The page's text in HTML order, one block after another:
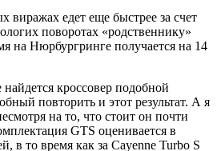
виражах едет еще быстрее за счет
поворотах «родственнику»
на Нюрбургринге получается на 14
кроссовер подобной
повторить и этот результат. А я
на то, что стоит он почти
GTS оценивается в
в то время как за Cayenne Turbo S